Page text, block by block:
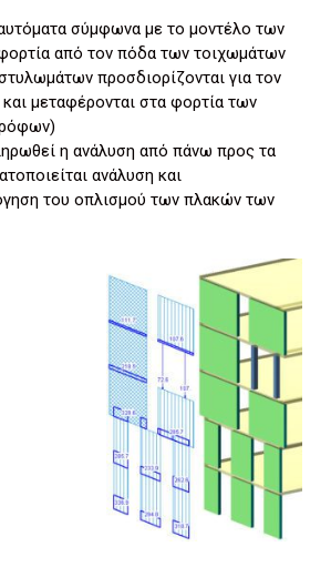
σύμφωνα με το μοντέλο των
από τον πόδα των τοιχωμάτων
προσδιορίζονται για τον
μεταφέρονται στα φορτία των
η ανάλυση από πάνω προς τα
ανάλυση και
του οπλισμού των πλακών των